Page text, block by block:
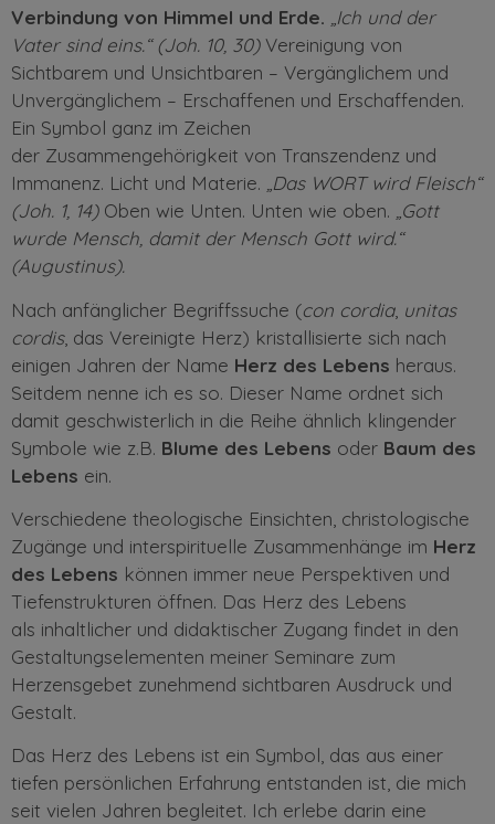
Verbindung von Himmel und Erde.
„Ich und der
Vater sind eins.“ (Joh. 10, 30)Vereinigung von
Sichtbarem und Unsichtbaren – Vergänglichem und
Unvergänglichem – Erschaffenen und Erschaffenden.
Ein Symbol ganz im Zeichen
der Zusammengehörigkeit von Transzendenz und
Immanenz. Licht und Materie.
„Das WORT wird Fleisch“
(Joh. 1, 14)Oben wie Unten. Unten wie oben.
„Gott
wurde Mensch, damit der Mensch Gott wird.“
(Augustinus).
Nach anfänglicher Begriffssuche (con cordia, unitas
cordis, das Vereinigte Herz) kristallisierte sich nach
einigen Jahren der Name Herz des Lebens heraus.
Seitdem nenne ich es so. Dieser Name ordnet sich
damit geschwisterlich in die Reihe ähnlich klingender
Symbole wie z.B. Blume des Lebens oder Baum des
Lebens ein.
Verschiedene theologische Einsichten, christologische
Zugänge und interspirituelle Zusammenhänge im Herz
des Lebens können immer neue Perspektiven und
Tiefenstrukturen öffnen. Das Herz des Lebens
als inhaltlicher und didaktischer Zugang findet in den
Gestaltungselementen meiner Seminare zum
Herzensgebet zunehmend sichtbaren Ausdruck und
Gestalt.
Das Herz des Lebens ist ein Symbol, das aus einer
tiefen persönlichen Erfahrung entstanden ist, die mich
seit vielen Jahren begleitet. Ich erlebe darin eine